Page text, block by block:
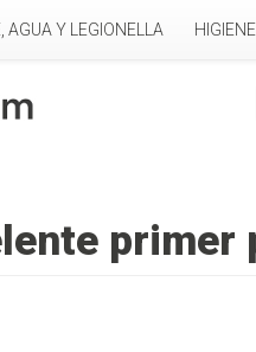
AGUA Y LEGIONELLA
primer